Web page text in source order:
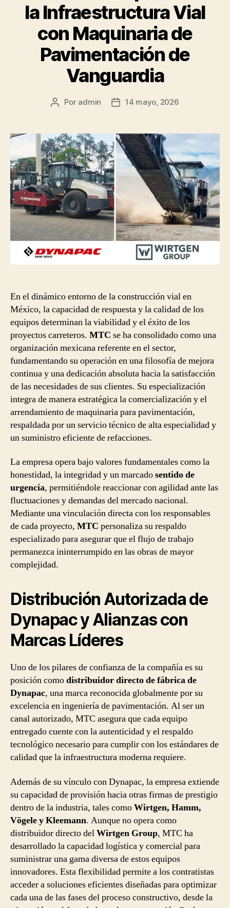
la Infraestructura Vial
con Maquinaria de
Pavimentación de
Vanguardia
Autor
publicación
Por admin
Fecha
publicación
14 mayo, 2026
En el dinámico entorno de la construcción vial en
México, la capacidad de respuesta y la calidad de los
equipos determinan la viabilidad y el éxito de los
proyectos carreteros. MTC se ha consolidado como una
organización mexicana referente en el sector,
fundamentando su operación en una filosofía de mejora
continua y una dedicación absoluta hacia la satisfacción
de las necesidades de sus clientes. Su especialización
integra de manera estratégica la comercialización y el
arrendamiento de maquinaria para pavimentación,
respaldada por un servicio técnico de alta especialidad y
un suministro eficiente de refacciones.
La empresa opera bajo valores fundamentales como la
honestidad, la integridad y un marcadosentido de
urgencia, permitiéndole reaccionar con agilidad ante las
fluctuaciones y demandas del mercado nacional.
Mediante una vinculación directa con los responsables
de cada proyecto, MTC personaliza su respaldo
especializado para asegurar que el flujo de trabajo
permanezca ininterrumpido en las obras de mayor
complejidad.
Distribución Autorizada de
Dynapac y Alianzas con
Marcas Líderes
Uno de los pilares de confianza de la compañía es su
posición comodistribuidor directo de fábrica de
Dynapac, una marca reconocida globalmente por su
excelencia en ingeniería de pavimentación. Al ser un
canal autorizado, MTC asegura que cada equipo
entregado cuente con la autenticidad y el respaldo
tecnológico necesario para cumplir con los estándares de
calidad que la infraestructura moderna requiere.
Además de su vínculo con Dynapac, la empresa extiende
su capacidad de provisión hacia otras firmas de prestigio
dentro de la industria, tales comoWirtgen, Hamm,
Vögele y Kleemann. Aunque no opera como
distribuidor directo delWirtgen Group, MTC ha
desarrollado la capacidad logística y comercial para
suministrar una gama diversa de estos equipos
innovadores. Esta flexibilidad permite a los contratistas
acceder a soluciones eficientes diseñadas para optimizar
cada una de las fases del proceso constructivo, desde la